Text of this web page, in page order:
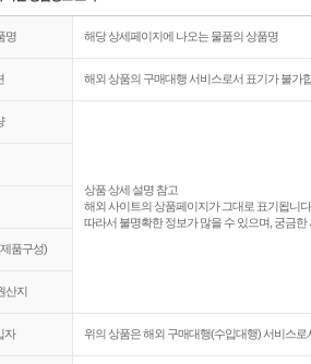
명 해당 상세페이지에 나오는 물품의 상품명
해외 상품의 구매대행 서비스로서 표기가 불가
상품 상세 설명 참고
해외 사이트의 상품페이지가 그대로 표기됩니
따라서 불명확한 정보가 많을 수 있으며, 궁금
품구성)
산지
자 위의 상품은 해외 구매대행(수입대행) 서비스로